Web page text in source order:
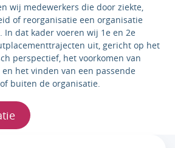
wij medewerkers die door ziekte,
of reorganisatie een organisatie
In dat kader voeren wij 1e en 2e
uit, gericht op het
perspectief, het voorkomen van
het vinden van een passende
buiten de organisatie.